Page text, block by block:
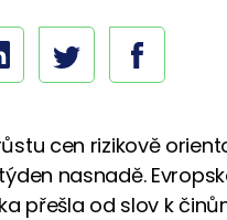
cen rizikově
nasnadě.
přešla od slov k